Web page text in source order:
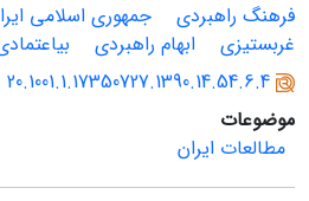
فرهنگ راهبردی
جمهوری اسلامی
غرب‏ستیزی
ابهام راهبردی
20.1001.1.17350727.1390.14.54.6.4
موضوعات
مطالعات ایران